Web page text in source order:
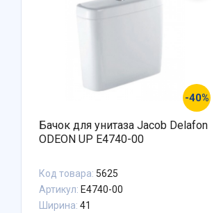
-40%
Бачок для унитаза Jacob Delafon
ODEON UP E4740-00
Код товара: 5625
Артикул: E4740-00
Ширина: 41